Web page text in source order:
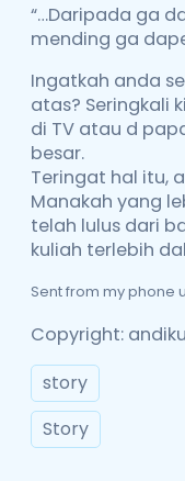
“…Daripada ga
mending ga
Ingatkah anda
atas? Seringkali
di TV atau d
besar.
Teringat hal itu,
Manakah yang
telah lulus dari
kuliah terlebih
Sent from my phone
Copyright:
story
Story